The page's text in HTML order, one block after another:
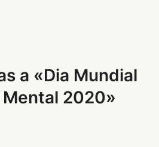
a «Dia Mundial
Mental 2020»